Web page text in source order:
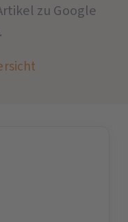
zu Google